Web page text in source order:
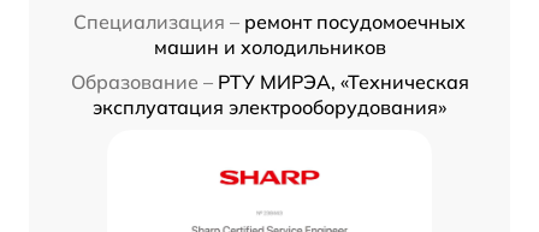
Специализация – ремонт посудомоечных
машин и холодильников
Образование – РТУ МИРЭА, «Техническая
эксплуатация электрооборудования»